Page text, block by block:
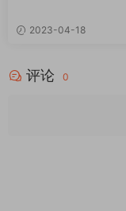
2023-04-18
评论 0